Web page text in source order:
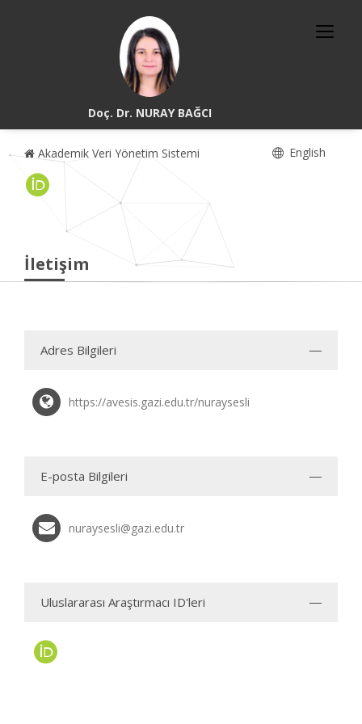
Doç. Dr. NURAY BAĞCI
Akademik Veri Yönetim Sistemi English
İletişim
Adres Bilgileri
https://avesis.gazi.edu.tr/nuraysesli
E-posta Bilgileri
nuraysesli@gazi.edu.tr
Uluslararası Araştırmacı ID'leri